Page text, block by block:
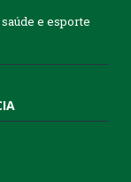
e esporte